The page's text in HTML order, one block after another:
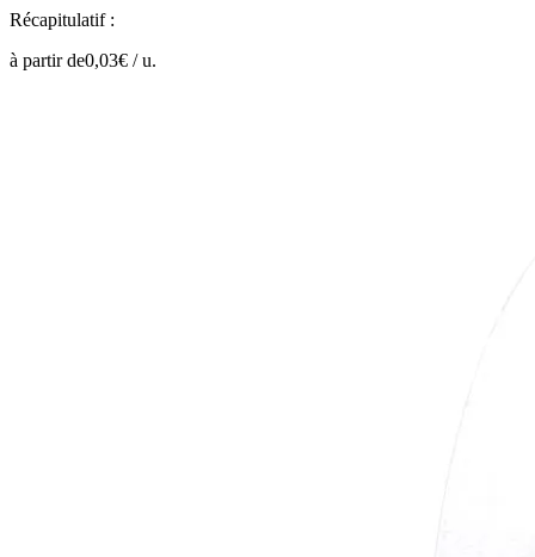
Récapitulatif :
à partir de0,03€ /u.